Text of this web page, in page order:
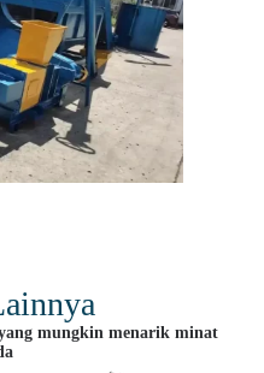
mungkin menarik minat